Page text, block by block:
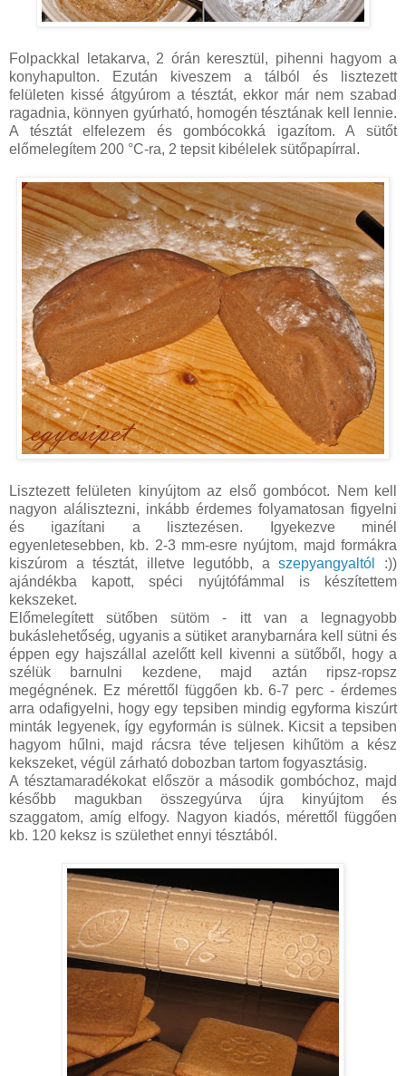
Folpackkal letakarva, 2 órán keresztül, pihenni hagyom a
konyhapulton. Ezután kiveszem a tálból és lisztezett
felületen kissé átgyúrom a tésztát, ekkor már nem szabad
ragadnia, könnyen gyúrható, homogén tésztának kell lennie.
A tésztát elfelezem és gombócokká igazítom. A sütőt
előmelegítem 200 °C-ra, 2 tepsit kibélelek sütőpapírral.
Lisztezett felületen kinyújtom az első gombócot. Nem kell
nagyon alálisztezni, inkább érdemes folyamatosan figyelni
és igazítani a lisztezésen. Igyekezve minél
egyenletesebben, kb. 2-3 mm-esre nyújtom, majd formákra
kiszúrom a tésztát, illetve legutóbb, aszepyangyaltól
:))
ajándékba kapott, spéci nyújtófámmal is készítettem
kekszeket.
Előmelegített sütőben sütöm - itt van a legnagyobb
bukáslehetőség, ugyanis a sütiket aranybarnára kell sütni és
éppen egy hajszállal azelőtt kell kivenni a sütőből, hogy a
szélük barnulni kezdene, majd aztán ripsz-ropsz
megégnének. Ez mérettől függően kb. 6-7 perc - érdemes
arra odafigyelni, hogy egy tepsiben mindig egyforma kiszúrt
minták legyenek, így egyformán is sülnek. Kicsit a tepsiben
hagyom hűlni, majd rácsra téve teljesen kihűtöm a kész
kekszeket, végül zárható dobozban tartom fogyasztásig.
A tésztamaradékokat először a második gombóchoz, majd
később magukban összegyúrva újra kinyújtom és
szaggatom, amíg elfogy. Nagyon kiadós, mérettől függően
kb. 120 keksz is születhet ennyi tésztából.